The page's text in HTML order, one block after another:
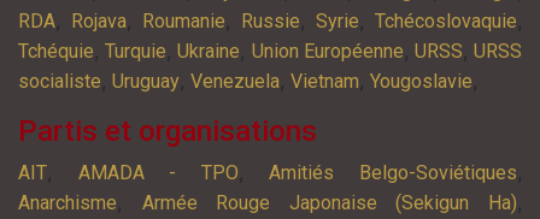
RDA, Rojava, Roumanie, Russie, Syrie, Tchécoslovaquie,
Tchéquie,Turquie,Ukraine, Union Européenne, URSS,URSS
socialiste, Uruguay, Venezuela, Vietnam, Yougoslavie,
Partis et organisations
AIT, AMADA - TPO,Amitiés Belgo-Soviétiques,
Anarchisme, Armée Rouge Japonaise (Sekigun Ha),